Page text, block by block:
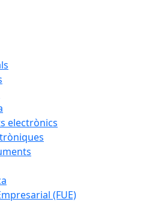
electrònics
(FUE)